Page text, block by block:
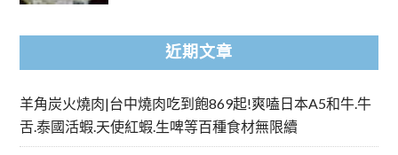
近期文章
羊角炭火燒肉|台中燒肉吃到飽869起!爽嗑日本A5和牛.牛
舌.泰國活蝦.天使紅蝦.生啤等百種食材無限續